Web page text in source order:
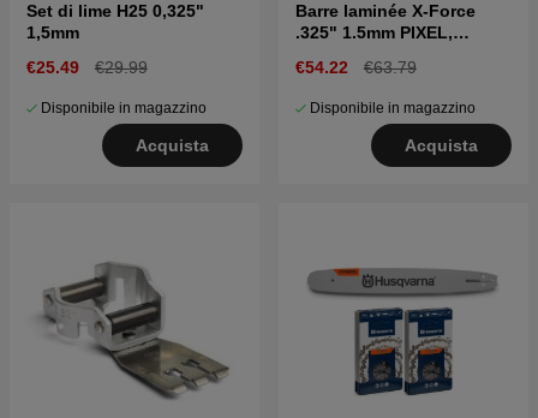
Set di lime H25 0,325"
1,5mm
€25.49
€29.99
Disponibile in magazzino
Acquista
Barre laminée X-Force
.325" 1.5mm PIXEL,
piccola 15"
€54.22 €63.79
Disponibile in magazzino
Acquista